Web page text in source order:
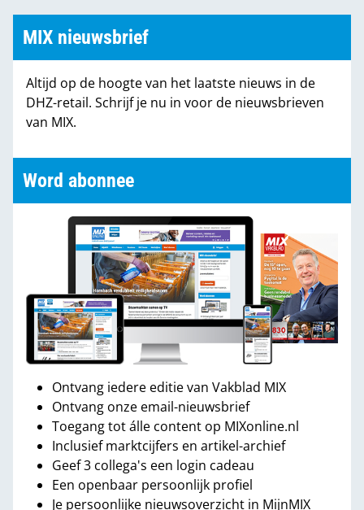
MIX nieuwsbrief
Altijd op de hoogte van het laatste nieuws in de
DHZ-retail. Schrijf je nu in voor de nieuwsbrieven
van MIX.
Word abonnee
Ontvang iedere editie van Vakblad MIX
Ontvang onze email-nieuwsbrief
Toegang tot álle content op MIXonline.nl
Inclusief marktcijfers en artikel-archief
Geef 3 collega's een login cadeau
Een openbaar persoonlijk profiel
Je persoonlijke nieuwsoverzicht in MijnMIX